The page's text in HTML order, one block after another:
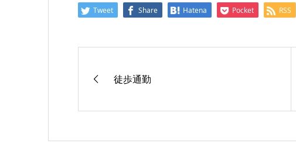
Tweet Share Hatena Pocket RSS
徒歩通勤